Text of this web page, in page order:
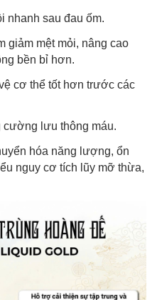
nhanh sau đau ốm.
giảm mệt mỏi, nâng cao
bền bỉ hơn.
cơ thể tốt hơn trước các
cường lưu thông máu.
hóa năng lượng, ổn
nguy cơ tích lũy mỡ thừa,